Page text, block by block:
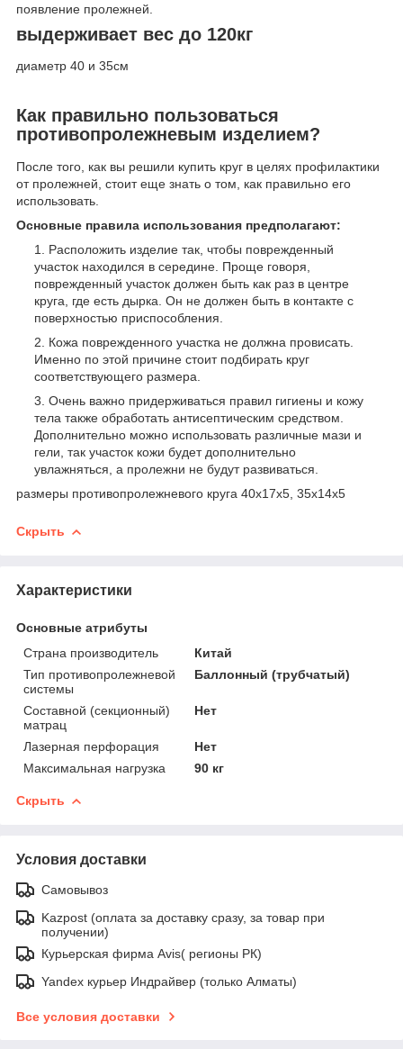
появление пролежней.
выдерживает вес до 120кг
диаметр 40 и 35см
Как правильно пользоваться
противопролежневым изделием?
После того, как вы решили купить круг в целях профилактики
от пролежней, стоит еще знать о том, как правильно его
использовать.
Основные правила использования предполагают:
Расположить изделие так, чтобы поврежденный
участок находился в середине. Проще говоря,
поврежденный участок должен быть как раз в центре
круга, где есть дырка. Он не должен быть в контакте с
поверхностью приспособления.
Кожа поврежденного участка не должна провисать.
Именно по этой причине стоит подбирать круг
соответствующего размера.
Очень важно придерживаться правил гигиены и кожу
тела также обработать антисептическим средством.
Дополнительно можно использовать различные мази и
гели, так участок кожи будет дополнительно
увлажняться, а пролежни не будут развиваться.
размеры противопролежневого круга 40х17х5, 35х14х5
Скрыть
Характеристики
Основные атрибуты
Страна производитель
Китай
Тип противопролежневой
системы
Баллонный (трубчатый)
Составной (секционный)
матрац
Нет
Лазерная перфорация
Нет
Максимальная нагрузка
90 кг
Скрыть
Условия доставки
Самовывоз
Kazpost (оплата за доставку сразу, за товар при
получении)
Курьерская фирма Avis( регионы РК)
Yandex курьер Индрайвер (только Алматы)
Все условия доставки